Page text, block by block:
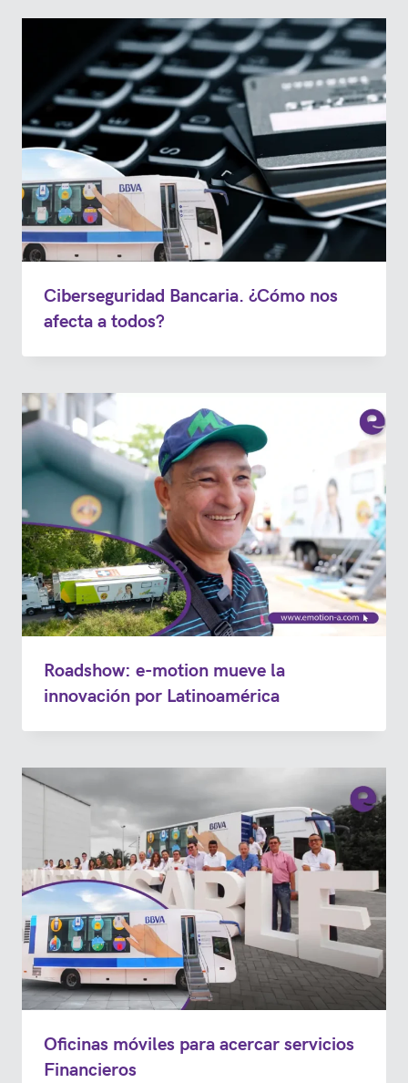
Ciberseguridad Bancaria. ¿Cómo nos
afecta a todos?
Roadshow: e-motion mueve la
innovación por Latinoamérica
Oficinas móviles para acercar servicios
Financieros